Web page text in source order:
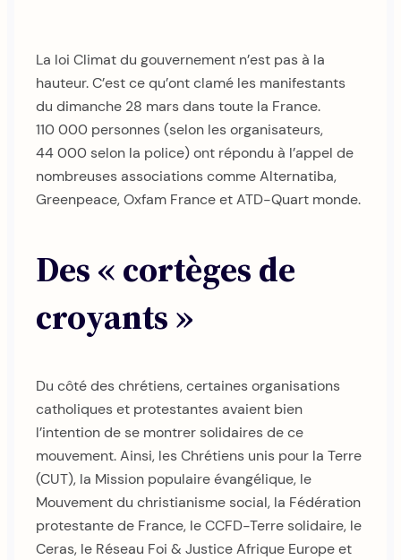
La loi Climat du gouvernement n’est pas à la
hauteur. C’est ce qu’ont clamé les manifestants
du dimanche 28 mars dans toute la France.
110 000 personnes (selon les organisateurs,
44 000 selon la police) ont répondu à l’appel de
nombreuses associations comme Alternatiba,
Greenpeace, Oxfam France et ATD-Quart monde.
Des « cortèges de
croyants »
Du côté des chrétiens, certaines organisations
catholiques et protestantes avaient bien
l’intention de se montrer solidaires de ce
mouvement. Ainsi, les Chrétiens unis pour la Terre
(CUT), la Mission populaire évangélique, le
Mouvement du christianisme social, la Fédération
protestante de France, le CCFD-Terre solidaire, le
Ceras, le Réseau Foi & Justice Afrique Europe et